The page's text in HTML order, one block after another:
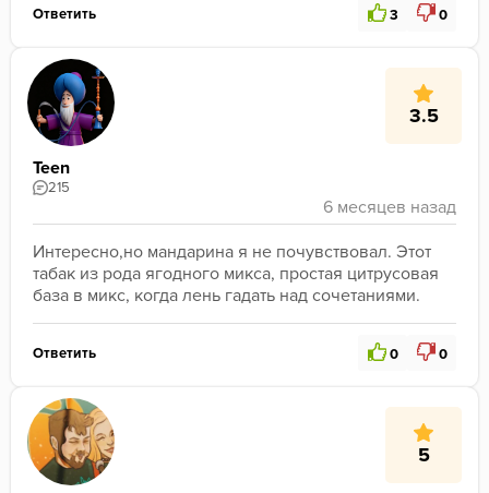
Ответить 3 0
3.5
Teen
215
Интересно,но мандарина я не почувствовал. Этот
табак из рода ягодного микса, простая цитрусовая
база в микс, когда лень гадать над сочетаниями.
Ответить 0 0
5